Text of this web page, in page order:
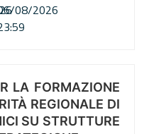
08/2026
LA FORMAZIONE
REGIONALE DI
SU STRUTTURE